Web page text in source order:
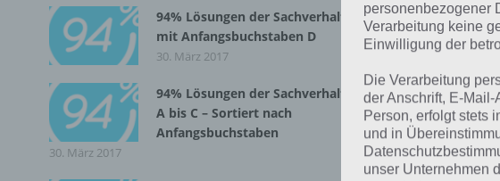
Da die
nachfolgend die
Radiosender”.
Aus
94% Lösungen der Sachverhalte
mit Anfangsbuchstaben D
30. März 2017
94% Lösungen der Sachverhalte
A bis C – Sortiert nach
Anfangsbuchstaben
30. März 2017
personenbezogener
Verarbeitung keine
Einwilligung der
Die Verarbeitung
der Anschrift, E-
Person, erfolgt stets
und in
unser Unternehmen